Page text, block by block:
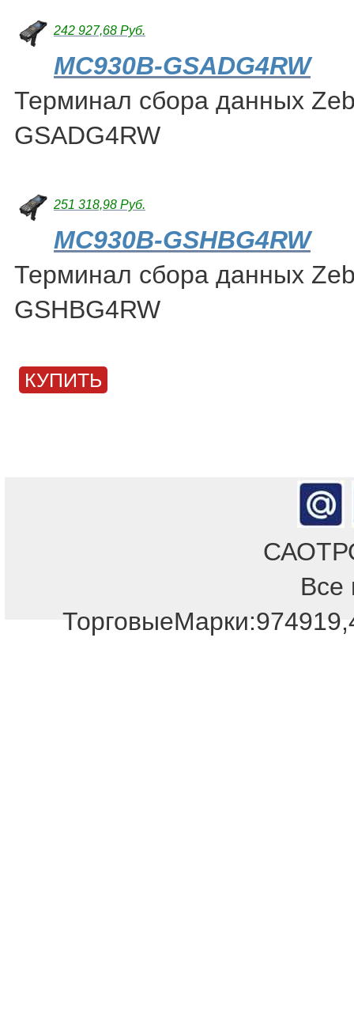
242 927,68 Руб.
MC930B-GSADG4RW
Терминал сбора данных
GSADG4RW
251 318,98 Руб.
MC930B-GSHBG4RW
Терминал сбора данных
GSHBG4RW
КУПИТЬ
Все